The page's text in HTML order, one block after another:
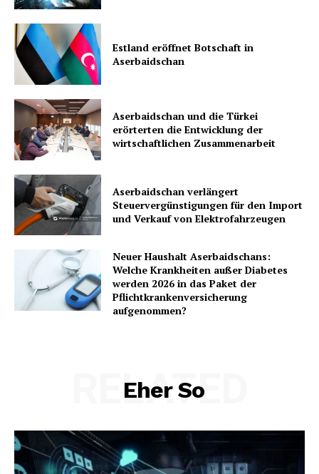
Estland eröffnet Botschaft in
Aserbaidschan
Aserbaidschan und die Türkei
erörterten die Entwicklung der
wirtschaftlichen Zusammenarbeit
Aserbaidschan verlängert
Steuervergünstigungen für den Import
und Verkauf von Elektrofahrzeugen
Neuer Haushalt Aserbaidschans:
Welche Krankheiten außer Diabetes
werden 2026 in das Paket der
Pflichtkrankenversicherung
aufgenommen?
Eher So
RELATED